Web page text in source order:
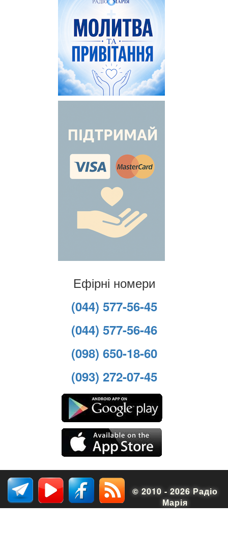
Ефірні номери
(044) 577-56-45
(044) 577-56-46
(098) 650-18-60
(093) 272-07-45
© 2010 - 2026 Радіо
Марія